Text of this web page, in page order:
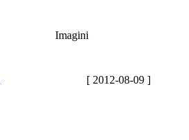
Imagini
[ 2012-08-09 ]